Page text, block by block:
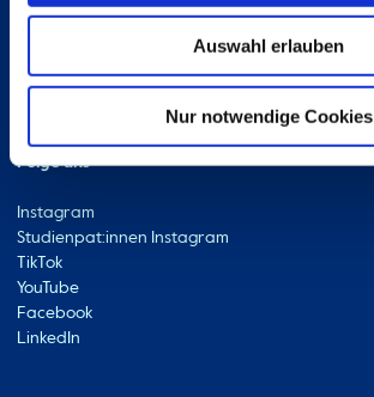
Auswahl erlauben
Nur notwendige Cookies
Hochschule Bremerhaven
Ressourcen
Folge uns
Instagram
Studienpat:innen Instagram
TikTok
YouTube
Facebook
LinkedIn